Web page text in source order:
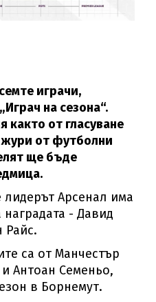
играчи,
на сезона“.
както от гласуване
от футболни
ще бъде
Арсенал има
- Давид
Райс.
са от Манчестър
Антоан Семеньо,
в Борнемут.